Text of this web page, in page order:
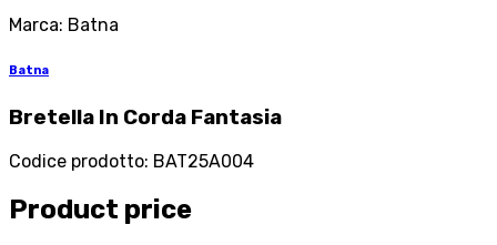
Marca: Batna
Batna
Bretella In Corda Fantasia
Codice prodotto: BAT25A004
Product price